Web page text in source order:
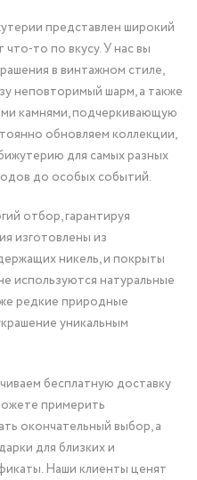
представлен широкий
то по вкусу. У нас вы
в винтажном стиле,
неповторимый шарм, а также
камнями, подчеркивающую
обновляем коллекции,
для самых разных
до особых событий.
отбор, гарантируя
изготовлены из
никель, и покрыты
используются натуральные
редкие природные
уникальным
бесплатную доставку
примерить
окончательный выбор, а
для близких и
Наши клиенты ценят